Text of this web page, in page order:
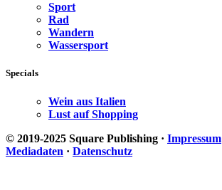
Sport
Rad
Wandern
Wassersport
Specials
Wein aus Italien
Lust auf Shopping
© 2019-2025 Square Publishing · Impressum
Mediadaten · Datenschutz